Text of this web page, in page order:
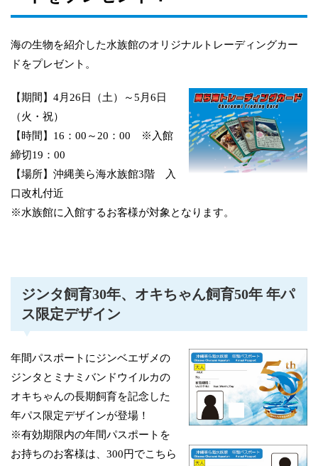
海の生物を紹介した水族館のオリジナルトレーディングカー
ドをプレゼント。
【期間】4月26日（土）～5月6日
（火・祝）
【時間】16：00～20：00 ※入館
締切19：00
【場所】沖縄美ら海水族館3階 入
口改札付近
※水族館に入館するお客様が対象となります。
ジンタ飼育30年、オキちゃん飼育50年 年パ
ス限定デザイン
年間パスポートにジンベエザメの
ジンタとミナミバンドウイルカの
オキちゃんの長期飼育を記念した
年パス限定デザインが登場！
※有効期限内の年間パスポートを
お持ちのお客様は、300円でこちら